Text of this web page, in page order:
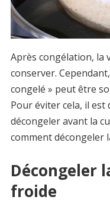
Après congélation, la
conserver.
congelé » peut être
Pour éviter cela, il est
décongeler avant la
comment décongeler
Décongeler
froide